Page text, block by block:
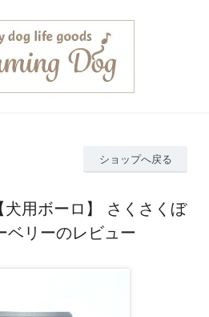
ショップへ戻る
用ボーロ】 さくさくぼ
ベリーのレビュー